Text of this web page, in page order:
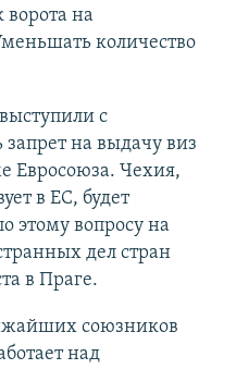
ворота на
количество
с
на выдачу виз
Евросоюза. Чехия,
в ЕС, будет
этому вопросу на
дел стран
в Праге.
союзников
над